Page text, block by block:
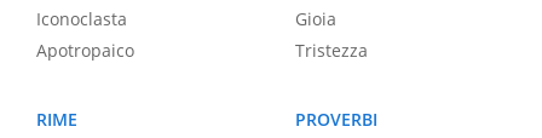
Iconoclasta
Apotropaico
Gioia
Tristezza
RIME
PROVERBI